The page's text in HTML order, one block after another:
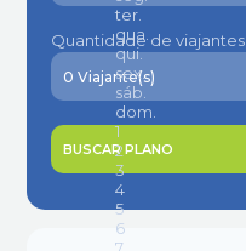
Quantidade de viajantes
BUSCAR PLANO